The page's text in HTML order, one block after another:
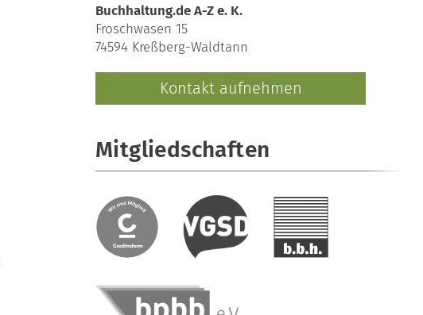
Buchhaltung.de A-Z e. K.
Froschwasen 15
74594 Kreßberg-Waldtann
Kontakt aufnehmen
Mitgliedschaften